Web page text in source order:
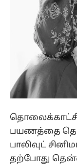
தொலைக்காட்சி
பயணத்தை
பாலிவுட்
தற்போது